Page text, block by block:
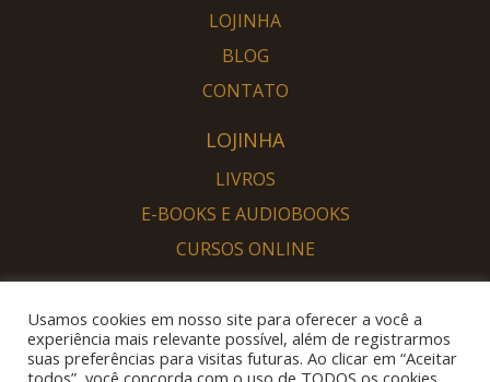
LOJINHA
BLOG
CONTATO
LOJINHA
LIVROS
E-BOOKS E AUDIOBOOKS
CURSOS ONLINE
SOU DESPERTO
QUERO DESPERTAR
Usamos cookies em nosso site para oferecer a você a
experiência mais relevante possível, além de registrarmos
suas preferências para visitas futuras. Ao clicar em “Aceitar
todos”, você concorda com o uso de TODOS os cookies.